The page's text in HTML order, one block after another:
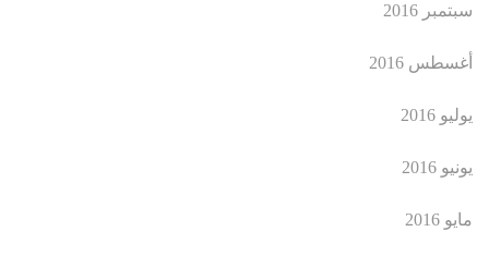
سبتمبر 2016
أغسطس 2016
يوليو 2016
يونيو 2016
مايو 2016